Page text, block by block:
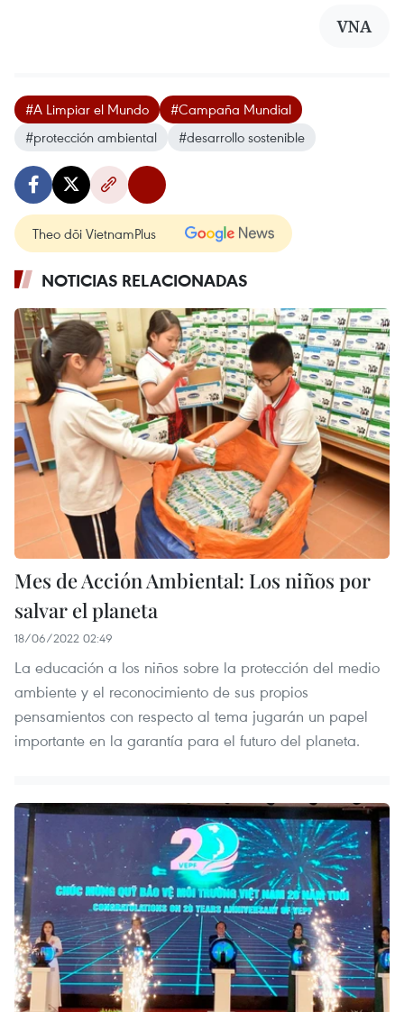
VNA
#A Limpiar el Mundo
#Campaña Mundial
#protección ambiental
#desarrollo sostenible
Theo dõi VietnamPlus
NOTICIAS RELACIONADAS
Mes de Acción Ambiental: Los niños por
salvar el planeta
18/06/2022 02:49
La educación a los niños sobre la protección del medio
ambiente y el reconocimiento de sus propios
pensamientos con respecto al tema jugarán un papel
importante en la garantía para el futuro del planeta.